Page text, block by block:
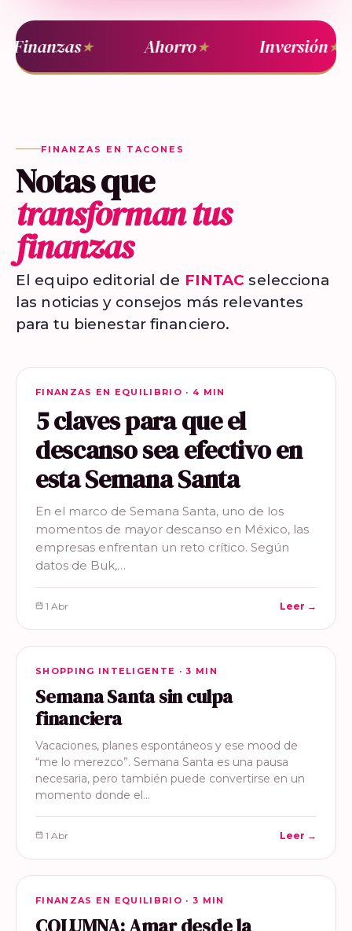
Finanzas★ Ahorro★ Inversión★
FINANZAS EN TACONES
Notas que
transforman tus
finanzas
El equipo editorial de FINTAC selecciona
las noticias y consejos más relevantes
para tu bienestar financiero.
FINANZAS EN EQUILIBRIO
FINANZAS EN EQUILIBRIO · 4 MIN
5 claves para que el
descanso sea efectivo en
esta Semana Santa
En el marco de Semana Santa, uno de los
momentos de mayor descanso en México, las
empresas enfrentan un reto crítico. Según
datos de Buk,…
1 Abr Leer →
SHOPPING INTELIGENTE
SHOPPING INTELIGENTE · 3 MIN
Semana Santa sin culpa
financiera
Vacaciones, planes espontáneos y ese mood de
“me lo merezco”. Semana Santa es una pausa
necesaria, pero también puede convertirse en un
momento donde el…
1 Abr Leer →
FINANZAS EN EQUILIBRIO
FINANZAS EN EQUILIBRIO · 3 MIN
COLUMNA: Amar desde la